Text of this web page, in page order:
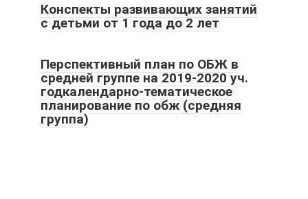
Конспекты развивающих занятий
с детьми от 1 года до 2 лет
Перспективный план по ОБЖ в
средней группе на 2019-2020 уч.
годкалендарно-тематическое
планирование по обж (средняя
группа)